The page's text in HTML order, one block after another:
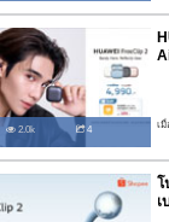
2.0k 4 เมื่
โ
เ